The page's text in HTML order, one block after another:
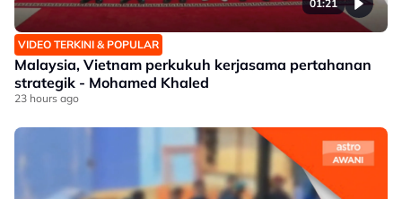
01:21
VIDEO TERKINI & POPULAR
Malaysia, Vietnam perkukuh kerjasama pertahanan
strategik - Mohamed Khaled
23 hours ago